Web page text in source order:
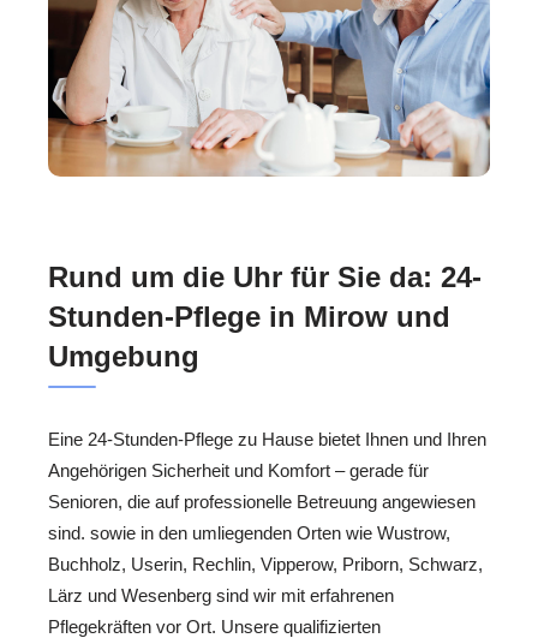
Rund um die Uhr für Sie da: 24-
Stunden-Pflege in Mirow und
Umgebung
Eine 24-Stunden-Pflege zu Hause bietet Ihnen und Ihren
Angehörigen Sicherheit und Komfort – gerade für
Senioren, die auf professionelle Betreuung angewiesen
sind. sowie in den umliegenden Orten wie Wustrow,
Buchholz, Userin, Rechlin, Vipperow, Priborn, Schwarz,
Lärz und Wesenberg sind wir mit erfahrenen
Pflegekräften vor Ort. Unsere qualifizierten